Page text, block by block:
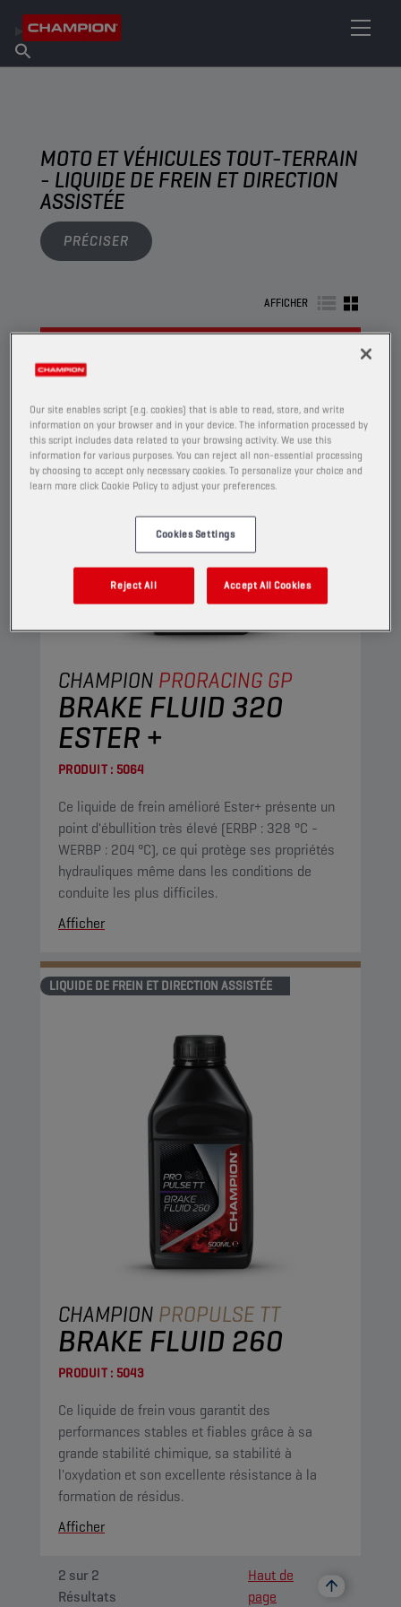
À propos de Champion
Trouver un point de vente
MOTO ET VÉHICULES TOUT-TERRAIN
- LIQUIDE DE FREIN ET DIRECTION
ASSISTÉE
PRÉCISER
AFFICHER
CHAMPION PRORACING GP
BRAKE FLUID 320
ESTER +
PRODUIT : 5064
Ce liquide de frein amélioré Ester+ présente un
point d'ébullition très élevé (ERBP : 328 °C -
WERBP : 204 °C), ce qui protège ses propriétés
hydrauliques même dans les conditions de
conduite les plus difficiles.
Afficher
LIQUIDE DE FREIN ET DIRECTION ASSISTÉE
CHAMPION PROPULSE TT
BRAKE FLUID 260
PRODUIT : 5043
Ce liquide de frein vous garantit des
performances stables et fiables grâce à sa
grande stabilité chimique, sa stabilité à
l'oxydation et son excellente résistance à la
formation de résidus.
Afficher
2 sur2
Résultats
Haut de
page
Our site enables script (e.g. cookies) that is able to read, store, and write
information on your browser and in your device. The information processed by
this script includes data related to your browsing activity. We use this
information for various purposes. You can reject all non-essential processing
by choosing to accept only necessary cookies. To personalize your choice and
learn more click Cookie Policy to adjust your preferences.
Cookies Settings
Reject All Accept All Cookies